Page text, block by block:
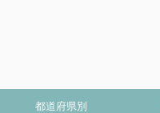
都道府県別